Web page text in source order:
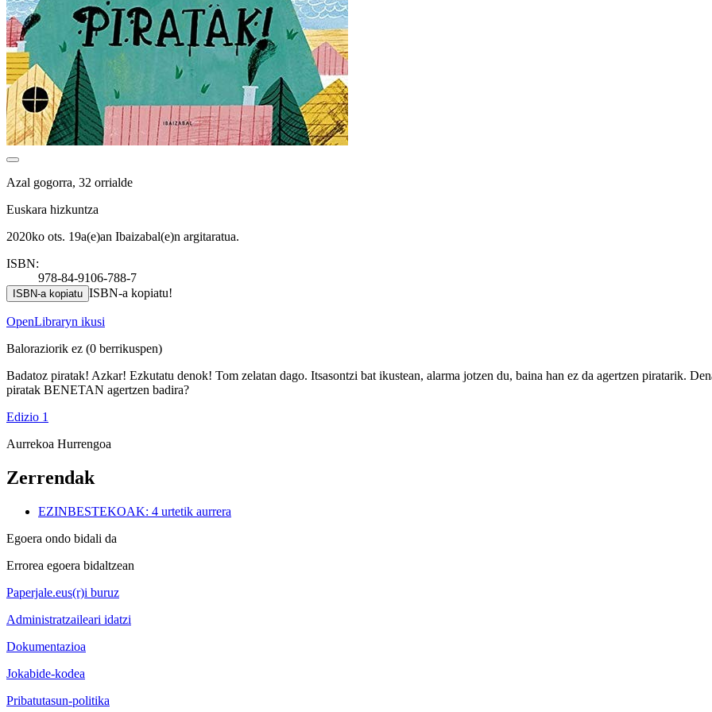
Azal gogorra, 32 orrialde
Euskara hizkuntza
2020ko ots. 19a(e)an Ibaizabal(e)n argitaratua.
ISBN:
978-84-9106-788-7
ISBN-a kopiatu ISBN-a kopiatu!
OpenLibraryn ikusi
Baloraziorik ez (0 berrikuspen)
Badatoz piratak! Azkar! Ezkutatu denok! Tom zelatan dago. Itsasontzi bat ikustean, alarma jotzen du, baina han ez da agertzen piratarik.
piratak BENETAN agertzen badira?
Edizio 1
Aurrekoa Hurrengoa
Zerrendak
EZINBESTEKOAK: 4 urtetik aurrera
Egoera ondo bidali da
Errorea egoera bidaltzean
Paperjale.eus(r)i buruz
Administratzaileari idatzi
Dokumentazioa
Jokabide-kodea
Pribatutasun-politika